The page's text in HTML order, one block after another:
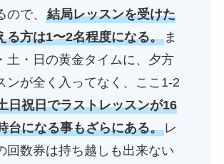
で、 結局レッスンを受けた
る方は1〜2名程度になる。ま
土・日の黄金タイムに、夕方
ンが全く入ってなく、ここ1-2
日祝日でラストレッスンが16
台になる事もざらにある。レ
回数券は持ち越しも出来ない